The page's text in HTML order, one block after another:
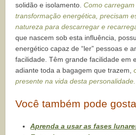
solidão e isolamento.Como
transformação energética, precisam
natureza para descarregar e
que nascem sob esta influência,
energético capaz de “ler” pessoas e
facilidade. Têm grande facilidade em
adiante toda a bagagem que trazem,
presente na vida desta personalidade.
Você também pode
Aprenda a usar as fases